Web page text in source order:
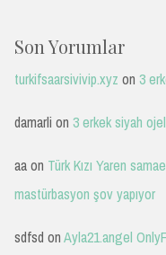
Son Yorumlar
turkifsaarsivivip.xyz on 3
damarli on 3 erkek siyah
aaon Türk Kızı Yaren
mastürbasyon şov yapıyor
sdfsd onAyla21.angel